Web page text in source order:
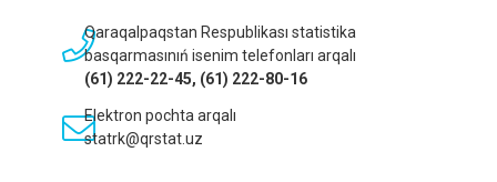
2025- jıldıń yanvar-iyun aylarına salıstırǵanda procentte
TURAQLÍ XALÍQ SANÍ
2 061 488
2026- jıl 1- iyul jaǵdayına
Qaraqalpaqstan Respublikası statistika
basqarmasınıń isenim telefonları arqalı
(61) 222-22-45, (61) 222-80-16
Elektron pochta arqalı
statrk@qrstat.uz